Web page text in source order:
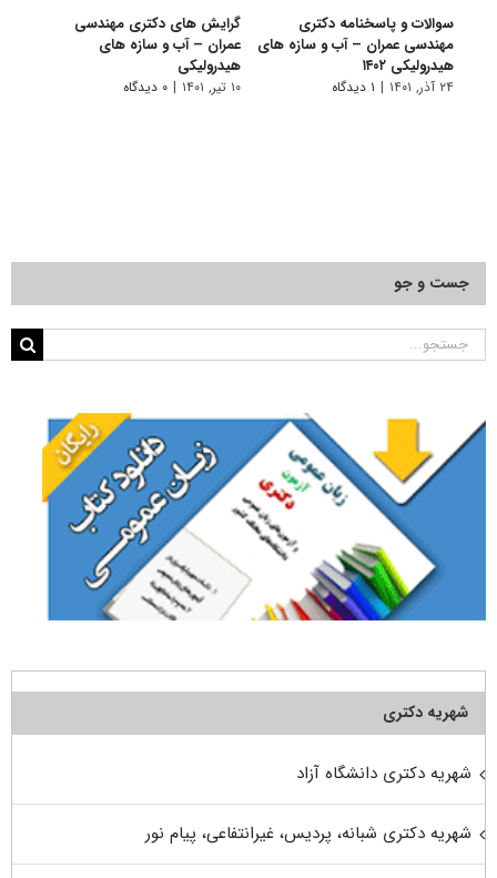
سوالات و پاسخنامه دکتری
مهندسی عمران – آب و سازه ‎های
هیدرولیکی ۱۴۰۲
۲۴ آذر, ۱۴۰۱ | ۱ دیدگاه
گرایش های دکتری مهندسی
ﻋﻤﺮان – آب و ﺳﺎزه ﻫﺎی
هیدرولیکی
۱۰ تیر, ۱۴۰۱ | ۰ دیدگاه
جست و جو
جستجو
شهریه دکتری
شهریه دکتری دانشگاه آزاد
شهریه دکتری شبانه، پردیس، غیرانتفاعی، پیام نور